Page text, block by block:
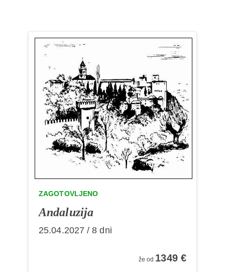
ZAGOTOVLJENO
Andaluzija
25.04.2027 / 8 dni
že od 1349 €